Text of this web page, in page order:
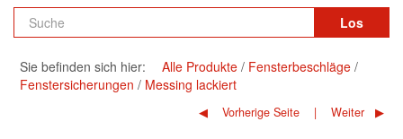
Los
Sie befinden sich hier: Alle Produkte
Fensterbeschläge
Fenstersicherungen
Messing lackiert
Vorherige Seite Weiter